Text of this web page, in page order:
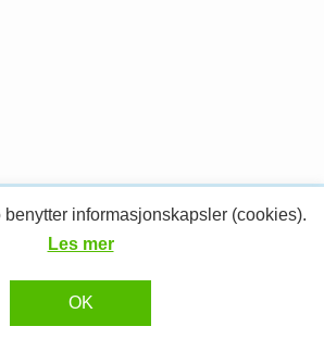
Dyredetektivene.
av
RESPONSIV MEDIA
informasjonskapsler (cookies).
Les mer
OK